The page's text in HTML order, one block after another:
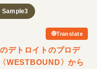
Sample3
Translate
デトロイトのプロデ
WESTBOUND〉から